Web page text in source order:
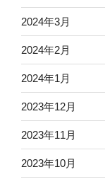
2024年3月
2024年2月
2024年1月
2023年12月
2023年11月
2023年10月